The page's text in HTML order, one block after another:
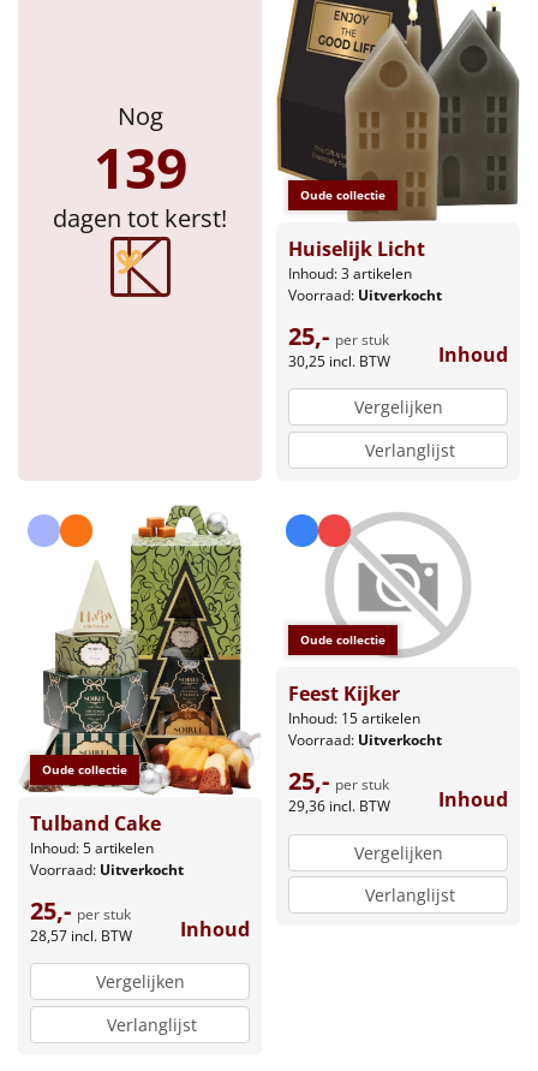
Nog
139
dagen tot kerst!
Oude collectie
Huiselijk Licht
Inhoud: 3 artikelen
Voorraad: Uitverkocht
25,- per stuk
30,25 incl. BTW Inhoud
Vergelijken
Verlanglijst
Oude collectie
Tulband Cake
Inhoud: 5 artikelen
Voorraad: Uitverkocht
25,- per stuk
28,57 incl. BTW Inhoud
Vergelijken
Verlanglijst
Oude collectie
Feest Kijker
Inhoud: 15 artikelen
Voorraad: Uitverkocht
25,- per stuk
29,36 incl. BTW Inhoud
Vergelijken
Verlanglijst